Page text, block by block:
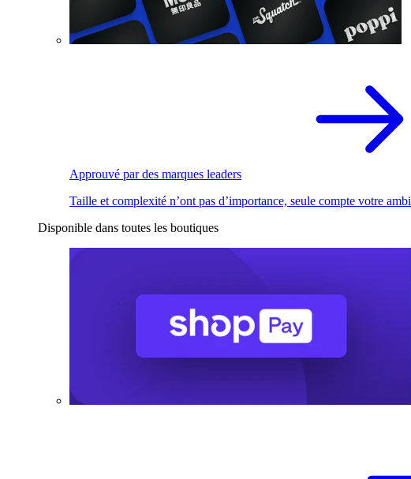
Approuvé par des marques leaders
Taille et complexité n’ont pas d’importance, seule compte votre
Disponible dans toutes les boutiques